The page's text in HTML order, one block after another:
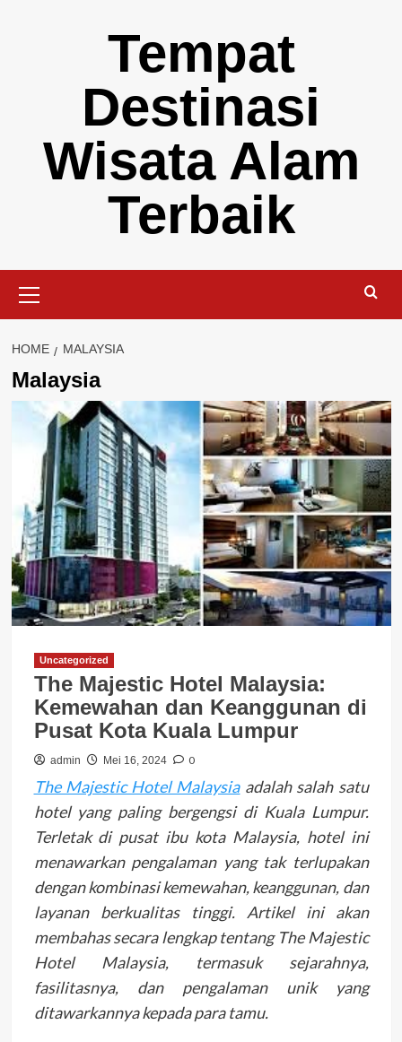
Tempat
Destinasi
Wisata Alam
Terbaik
Menu
HOME MALAYSIA
Malaysia
Uncategorized
The Majestic Hotel Malaysia:
Kemewahan dan Keanggunan di
Pusat Kota Kuala Lumpur
admin Mei 16, 2024 0
The Majestic Hotel Malaysiaadalah salah satu
hotel yang paling bergengsi di Kuala Lumpur.
Terletak di pusat ibu kota Malaysia, hotel ini
menawarkan pengalaman yang tak terlupakan
dengan kombinasi kemewahan, keanggunan, dan
layanan berkualitas tinggi. Artikel ini akan
membahas secara lengkap tentang The Majestic
Hotel Malaysia, termasuk sejarahnya,
fasilitasnya, dan pengalaman unik yang
ditawarkannya kepada para tamu.